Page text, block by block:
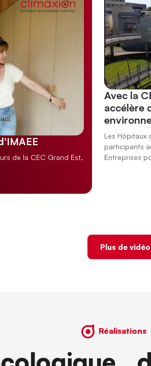
de la CEC Grand Est,
Avec la
accélère
Les Hôpitaux
participants
Entreprises
Plus de
Réalisations